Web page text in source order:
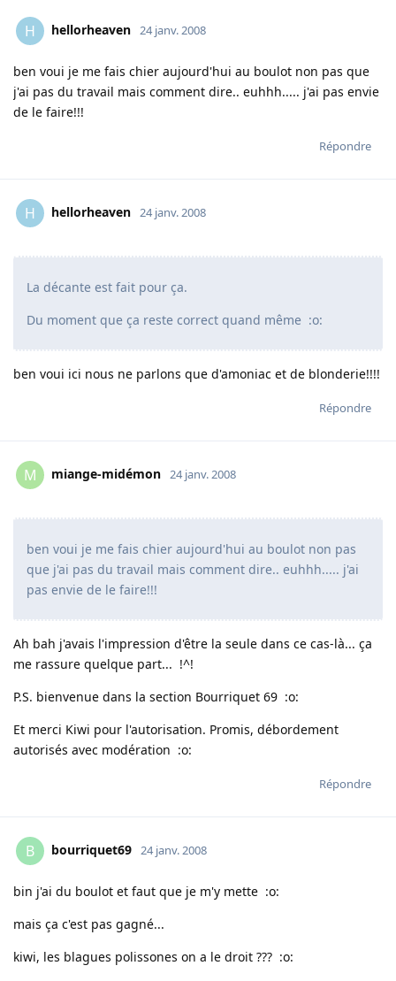
H hellorheaven 24 janv. 2008
ben voui je me fais chier aujourd'hui au boulot non pas que
j'ai pas du travail mais comment dire.. euhhh..... j'ai pas envie
de le faire!!!
Répondre
H hellorheaven 24 janv. 2008
La décante est fait pour ça.
Du moment que ça reste correct quand même :o:
ben voui ici nous ne parlons que d'amoniac et de blonderie!!!!
Répondre
M miange-midémon 24 janv. 2008
ben voui je me fais chier aujourd'hui au boulot non pas
que j'ai pas du travail mais comment dire.. euhhh..... j'ai
pas envie de le faire!!!
Ah bah j'avais l'impression d'être la seule dans ce cas-là... ça
me rassure quelque part... !^!
P.S. bienvenue dans la section Bourriquet 69 :o:
Et merci Kiwi pour l'autorisation. Promis, débordement
autorisés avec modération :o:
Répondre
B bourriquet69 24 janv. 2008
bin j'ai du boulot et faut que je m'y mette :o:
mais ça c'est pas gagné...
kiwi, les blagues polissones on a le droit ??? :o: